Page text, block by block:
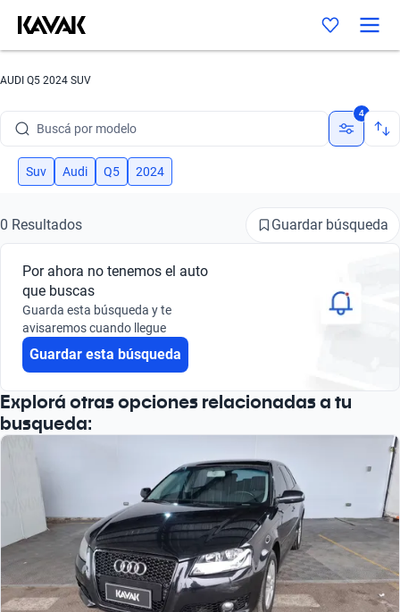
AUDI Q5 2024 SUV
Buscá por modelo
Buscá por versión
Buscá por marca
Buscá por modelo
Buscá por versión
4
Suv Audi Q5 2024
0 Resultados Guardar búsqueda
Por ahora no tenemos el auto
que buscas
Guarda esta búsqueda y te
avisaremos cuando llegue
Guardar esta búsqueda
Explorá otras opciones relacionadas a tu
busqueda: